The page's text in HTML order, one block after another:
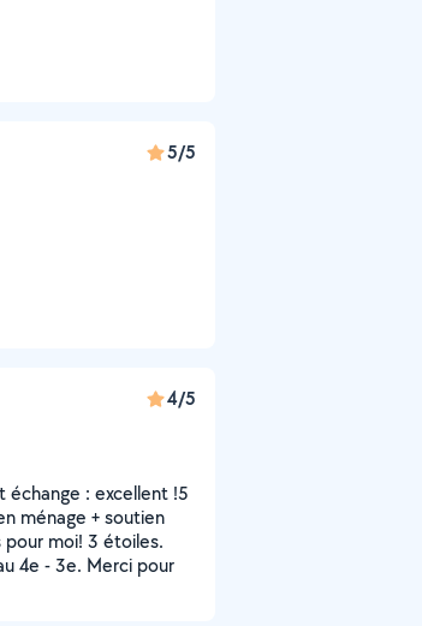
5/5
4/5
échange : excellent !5
ménage + soutien
moi! 3 étoiles.
4e - 3e. Merci pour